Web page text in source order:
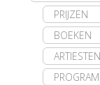
PRIJZEN
BOEKEN
ARTIESTEN